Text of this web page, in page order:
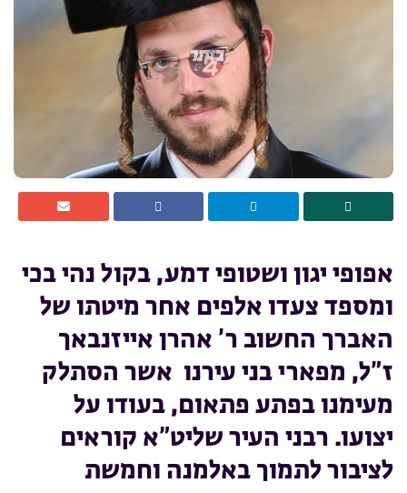
אפופי יגון ושטופי דמע, בקול נהי בכי
ומספד צעדו אלפים אחר מיטתו של
האברך החשוב ר’ אהרן אייזנבאך
ז”ל, מפארי בני עירנו אשר הסתלק
מעימנו בפתע פתאום, בעודו על
יצועו. רבני העיר שליט”א קוראים
לציבור לתמוך באלמנה וחמשת